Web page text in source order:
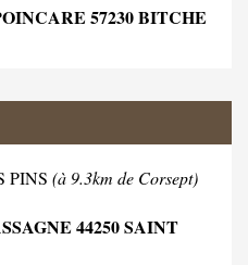
57230 BITCHE
PINS (à 9.3km de Corsept)
44250 SAINT